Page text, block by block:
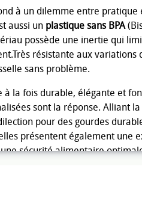
à un dilemme entre pratique
aussi un plastique sans BPA
possède une inertie qui
résistante aux
sans problème.
la fois durable, élégante et
sont la réponse. Alliant
pour des gourdes
présentent également une
sécurité alimentaire